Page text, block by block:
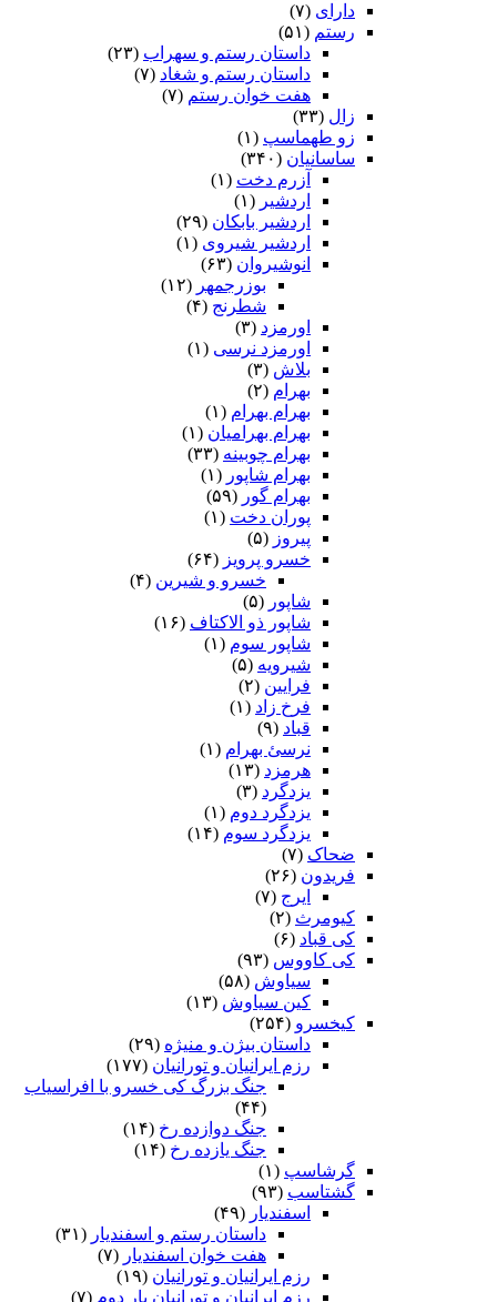
دارای (۷)
رستم (۵۱)
داستان رستم و سهراب (۲۳)
داستان رستم و شغاد (۷)
هفت خوان رستم‏ (۷)
زال (۳۳)
زو طهماسپ‏ (۱)
ساسانیان (۳۴۰)
آزرم دخت (۱)
اردشیر (۱)
اردشیر بابکان (۲۹)
اردشیر شیروی (۱)
انوشیروان (۶۳)
بوزرجمهر (۱۲)
شطرنج (۴)
اورمزد (۳)
اورمزد نرسى‏ (۱)
بلاش (۳)
بهرام (۲)
بهرام بهرام (۱)
بهرام بهرامیان‏ (۱)
بهرام چوبینه (۳۳)
بهرام شاپور (۱)
بهرام گور (۵۹)
پوران دخت (۱)
پیروز (۵)
خسرو پرویز (۶۴)
خسرو و شیرین (۴)
شاپور (۵)
شاپور ذو الاکتاف (۱۶)
شاپور سوم‏ (۱)
شیرویه (۵)
فرایین (۲)
فرخ زاد (۱)
قباد (۹)
نرسئ بهرام‏ (۱)
هرمزد (۱۳)
یزدگرد (۳)
یزدگرد دوم (۱)
یزدگرد سوم (۱۴)
ضحاک (۷)
فریدون (۲۶)
ایرج (۷)
کیومرث (۲)
کی قباد (۶)
کی کاووس (۹۳)
سیاوش (۵۸)
کین سیاوش (۱۳)
کیخسرو (۲۵۴)
داستان بیژن و منیژه (۲۹)
رزم ایرانیان و تورانیان (۱۷۷)
جنگ بزرگ کی خسرو با افراسیاب
(۴۴)
جنگ دوازده رخ (۱۴)
جنگ یازده رخ (۱۴)
گرشاسپ (۱)
گشتاسب (۹۳)
اسفندیار (۴۹)
داستان رستم و اسفندیار (۳۱)
هفت خوان اسفندیار (۷)
رزم ایرانیان و تورانیان (۱۹)
رزم ایرانیان و تورانیان بار دوم (۷)